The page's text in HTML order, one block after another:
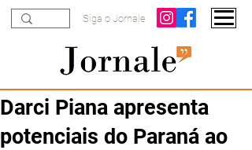
Siga o Jornale
Darci Piana apresenta
potenciais do Paraná ao